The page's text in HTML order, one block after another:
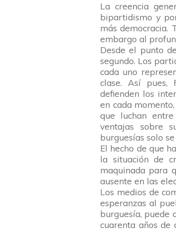
La creencia
bipartidismo y
más democracia.
embargo al
Desde el punto
segundo. Los
cada uno
clase. Así pues,
defienden los
en cada
que luchan
ventajas sobre
burguesías solo
El hecho de que
la situación de
maquinada para
ausente en las
Los medios de
esperanzas al
burguesía, puede
cuarenta años de